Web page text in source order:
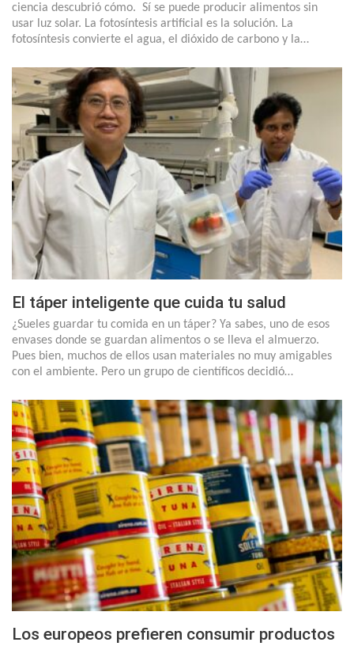
ciencia descubrió cómo. Sí se puede producir alimentos sin
usar luz solar. La fotosíntesis artificial es la solución. La
fotosíntesis convierte el agua, el dióxido de carbono y la…
El táper inteligente que cuida tu salud
¿Sueles guardar tu comida en un táper? Ya sabes, uno de esos
envases donde se guardan alimentos o se lleva el almuerzo.
Pues bien, muchos de ellos usan materiales no muy amigables
con el ambiente. Pero un grupo de científicos decidió…
Los europeos prefieren consumir productos